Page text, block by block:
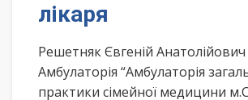
лікаря
Решетняк Євгеній
Амбулаторія “Амбулаторія
практики сімейної медицини